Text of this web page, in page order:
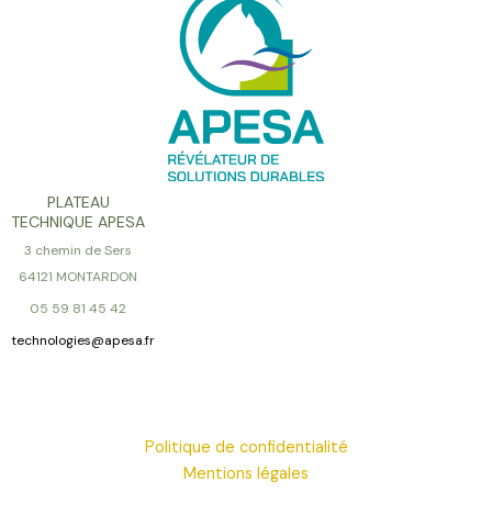
PLATEAU
TECHNIQUE APESA
3 chemin de Sers
64121 MONTARDON
05 59 81 45 42
technologies@apesa.fr
Politique de confidentialité
Mentions légales